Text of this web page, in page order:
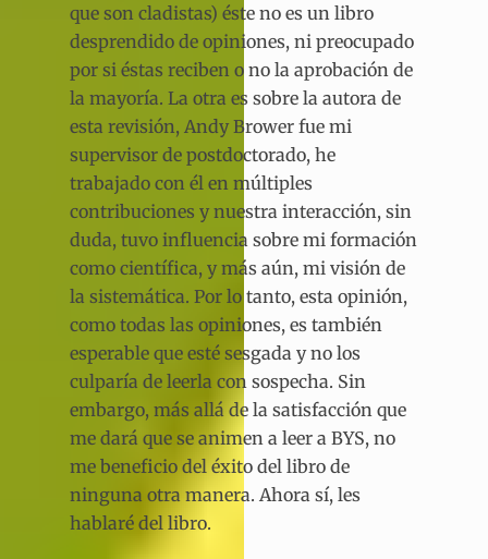
que son cladistas) éste no es un libro
desprendido de opiniones, ni preocupado
por si éstas reciben o no la aprobación de
la mayoría. La otra es sobre la autora de
esta revisión, Andy Brower fue mi
supervisor de postdoctorado, he
trabajado con él en múltiples
contribuciones y nuestra interacción, sin
duda, tuvo influencia sobre mi formación
como científica, y más aún, mi visión de
la sistemática. Por lo tanto, esta opinión,
como todas las opiniones, es también
esperable que esté sesgada y no los
culparía de leerla con sospecha. Sin
embargo, más allá de la satisfacción que
me dará que se animen a leer a BYS, no
me beneficio del éxito del libro de
ninguna otra manera. Ahora sí, les
hablaré del libro.